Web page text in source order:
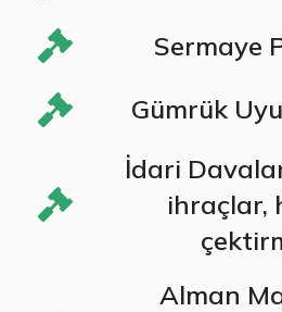
Sermaye
Gümrük
İdari
ihraçlar,
Alman